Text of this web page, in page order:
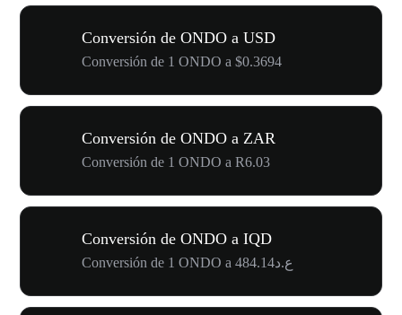
Conversión de ONDO a USD
Conversión de 1 ONDO a $0.3694
Conversión de ONDO a ZAR
Conversión de 1 ONDO a R6.03
Conversión de ONDO a IQD
Conversión de 1 ONDO a ع.د484.14